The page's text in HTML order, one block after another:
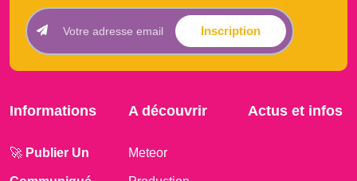
Inscription
Informations
🚀 Publier Un
A découvrir
Meteor
Actus et infos